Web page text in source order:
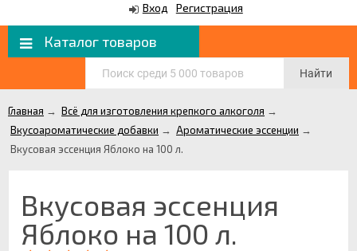
Вход Регистрация
Каталог товаров
Найти
Главная → Всё для изготовления крепкого алкоголя →
Вкусоароматические добавки → Ароматические эссенции →
Вкусовая эссенция Яблоко на 100 л.
Вкусовая эссенция
Яблоко на 100 л.